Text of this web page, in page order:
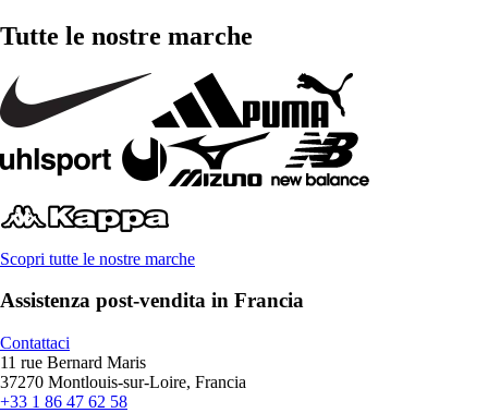
Tutte le nostre marche
Scopri tutte le nostre marche
Assistenza post-vendita in Francia
Contattaci
11 rue Bernard Maris
37270 Montlouis-sur-Loire, Francia
+33 1 86 47 62 58